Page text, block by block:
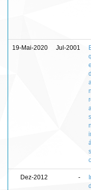
19-Mai-2020 Jul-2001
Dez-2012 -